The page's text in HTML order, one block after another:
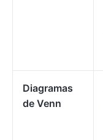
Diagramas
de Venn